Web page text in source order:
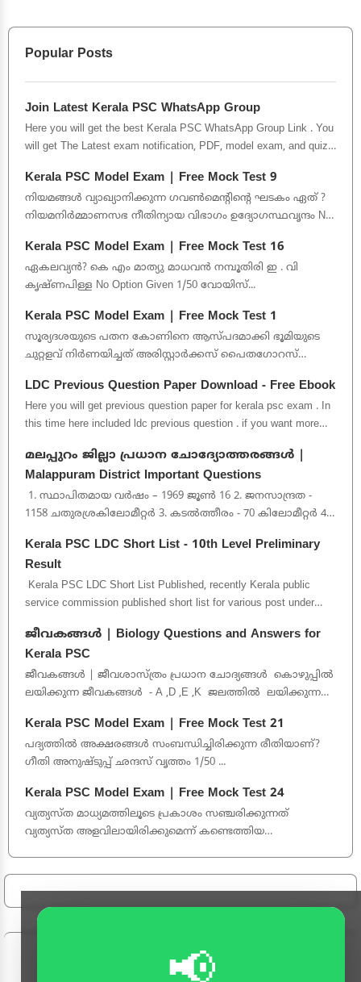
Popular Posts
Join Latest Kerala PSC WhatsApp Group
Here you will get the best Kerala PSC WhatsApp Group Link . You
will get The Latest exam notification, PDF, model exam, and quiz.
Kerala PSC Model Exam | Free Mock Test 9
നിയമങ്ങൾ വ്യാഖ്യാനിക്കുന്ന ഗവൺമെന്റിന്റെ ഘടകം ഏത് ?
നിയമനിർമ്മാണസഭ നീതിന്യായ വിഭാഗം ഉദ്യോഗസ്ഥവൃന്ദം No
Kerala PSC Model Exam | Free Mock Test 16
ഏകലവ്യൻ? കെ എം മാത്യു മാധവൻ നമ്പൂതിരി ഇ . വി
കൃഷ്ണപിള്ള No Option Given 1/50 വോയിസ്...
Kerala PSC Model Exam | Free Mock Test 1
സൂര്യദശയുടെ പതന കോണിനെ ആസ്പദമാക്കി ഭൂമിയുടെ
ചുറ്റളവ് നിർണയിച്ചത് അരിസ്റ്റാർക്കസ് പൈതഗോറസ്‌
LDC Previous Question Paper Download - Free Ebook
Here you will get previous question paper for kerala psc exam . In
this time here included ldc previous question . if you want more
മലപ്പുറം ജില്ലാ പ്രധാന ചോദ്യോത്തരങ്ങൾ |
Malappuram District Important Questions
1. സ്ഥാപിതമായ വർഷം – 1969 ജൂൺ 16 2. ജനസാന്ദ്രത -
1158 ചതുരശ്രകിലോമീറ്റർ 3. കടൽത്തീരം - 70 കിലോമീറ്റർ 4.
Kerala PSC LDC Short List - 10th Level Preliminary
Result
Kerala PSC LDC Short List Published, recently Kerala public
service commission published short list for various post under
ജീവകങ്ങൾ | Biology Questions and Answers for
Kerala PSC
ജീവകങ്ങൾ | ജീവശാസ്ത്രം പ്രധാന ചോദ്യങ്ങൾ കൊഴുപ്പിൽ
ലയിക്കുന്ന ജീവകങ്ങൾ - A ,D ,E ,K ജലത്തിൽ ലയിക്കുന്ന
Kerala PSC Model Exam | Free Mock Test 21
പദ്യത്തിൽ അക്ഷരങ്ങൾ സംബന്ധിച്ചിരിക്കുന്ന രീതിയാണ്?
ഗീതി അനുഷ്ടുപ്പ് ഛന്ദസ് വൃത്തം 1/50 ...
Kerala PSC Model Exam | Free Mock Test 24
വ്യത്യസ്ത മാധ്യമത്തിലൂടെ പ്രകാശം സഞ്ചരിക്കുന്നത്
വ്യത്യസ്ത അളവിലായിരിക്കുമെന്ന് കണ്ടെത്തിയ
📢
Follow Us